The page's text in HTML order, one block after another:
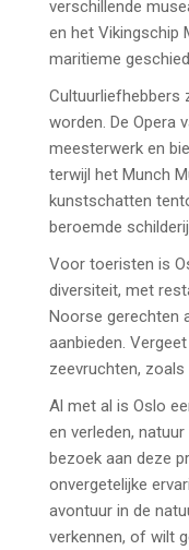
verschillende
en het Vikingschip
maritieme
Cultuurliefhebbers
worden. De Opera
meesterwerk en
terwijl het Munch
kunstschatten
beroemde
Voor toeristen is
diversiteit, met
Noorse gerechten
aanbieden.
zeevruchten,
Al met al is Oslo
en verleden,
bezoek aan deze
onvergetelijke
avontuur in de
verkennen, of wilt